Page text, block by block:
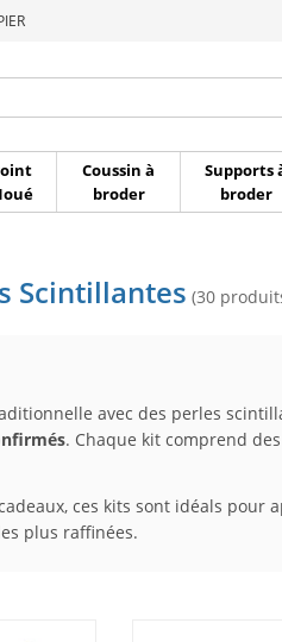
Coussin à
broder
Supports
broder
Scintillantes (30
avec des perles
. Chaque kit comprend
ces kits sont idéals pour
plus raffinées.